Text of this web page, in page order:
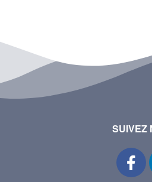
SUIVEZ